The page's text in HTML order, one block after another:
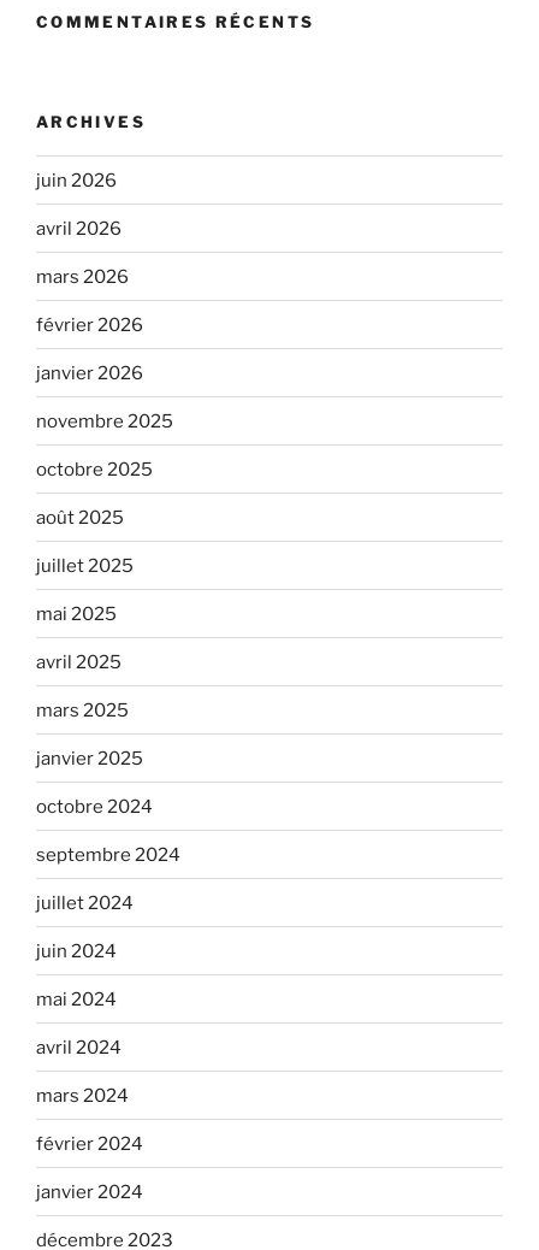
COMMENTAIRES RÉCENTS
ARCHIVES
juin 2026
avril 2026
mars 2026
février 2026
janvier 2026
novembre 2025
octobre 2025
août 2025
juillet 2025
mai 2025
avril 2025
mars 2025
janvier 2025
octobre 2024
septembre 2024
juillet 2024
juin 2024
mai 2024
avril 2024
mars 2024
février 2024
janvier 2024
décembre 2023